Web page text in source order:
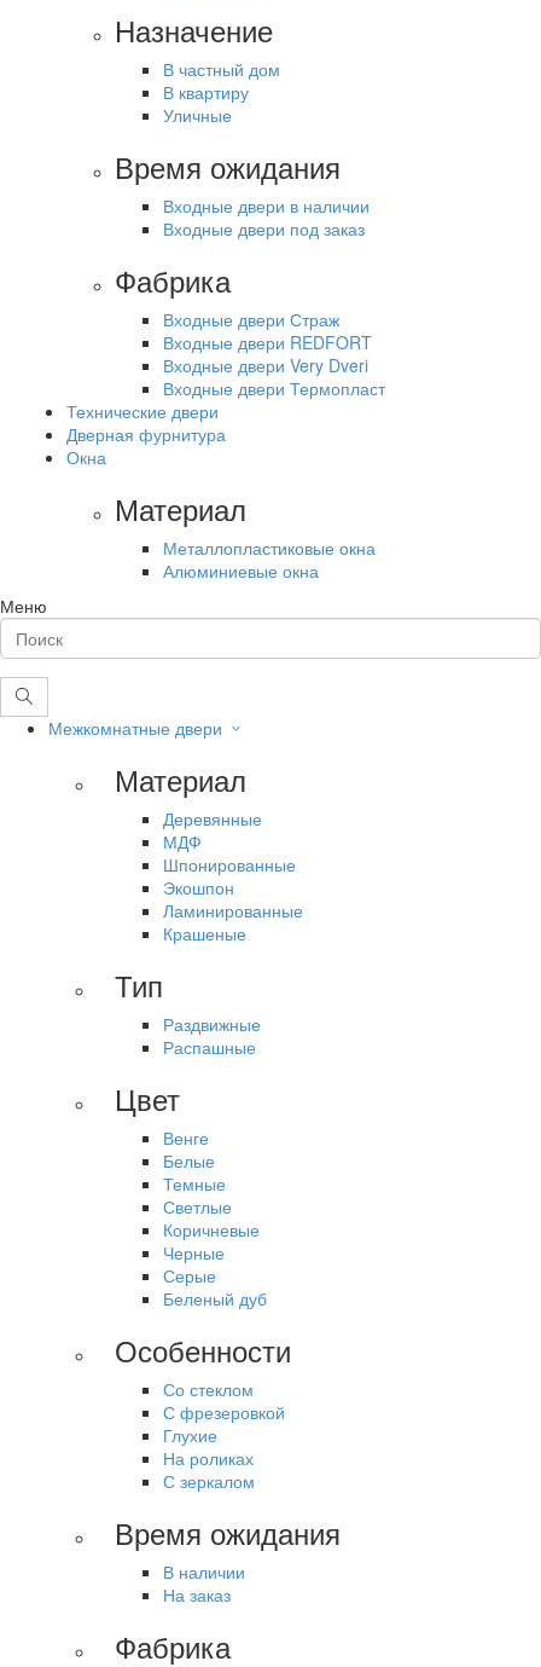
Назначение
В частный дом
В квартиру
Уличные
Время ожидания
Входные двери в наличии
Входные двери под заказ
Фабрика
Входные двери Страж
Входные двери REDFORT
Входные двери Very Dveri
Входные двери Термопласт
Технические двери
Дверная фурнитура
Окна
Материал
Металлопластиковые окна
Алюминиевые окна
Меню
Межкомнатные двери
Материал
Деревянные
МДФ
Шпонированные
Экошпон
Ламинированные
Крашеные
Тип
Раздвижные
Распашные
Цвет
Венге
Белые
Темные
Светлые
Коричневые
Черные
Серые
Беленый дуб
Особенности
Со стеклом
С фрезеровкой
Глухие
На роликах
С зеркалом
Время ожидания
В наличии
На заказ
Фабрика